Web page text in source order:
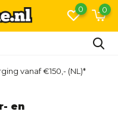
0 0
€150,- (NL)*
en